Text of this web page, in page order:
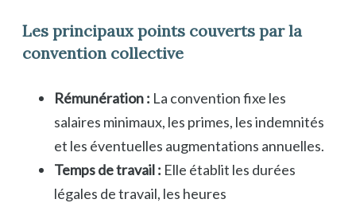
Les principaux points couverts par la
convention collective
Rémunération : La convention fixe les
salaires minimaux, les primes, les indemnités
et les éventuelles augmentations annuelles.
Temps de travail : Elle établit les durées
légales de travail, les heures